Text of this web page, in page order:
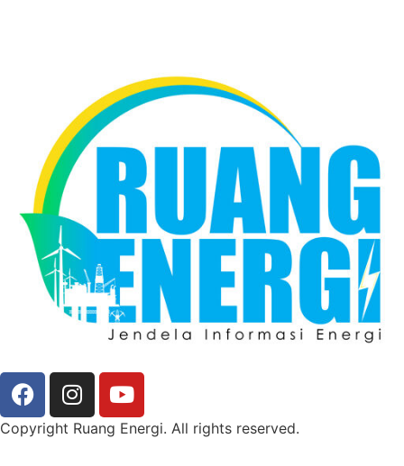
Copyright Ruang Energi. All rights reserved.